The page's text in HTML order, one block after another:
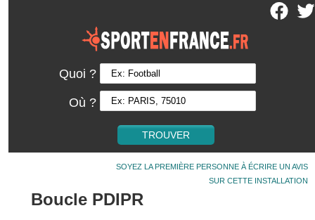
Quoi ?
Où ?
SOYEZ LA PREMIÈRE PERSONNE À ÉCRIRE UN AVIS
SUR CETTE INSTALLATION
Boucle PDIPR